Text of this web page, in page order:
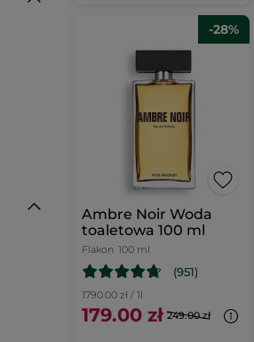
-28%
Ambre Noir Woda
toaletowa 100 ml
Flakon 100 ml
(951)
1790.00 zł / 1l
179.00 zł 249.00 zł